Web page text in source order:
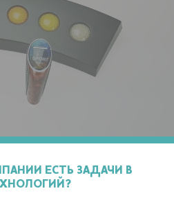
ЕСТЬ ЗАДАЧИ В